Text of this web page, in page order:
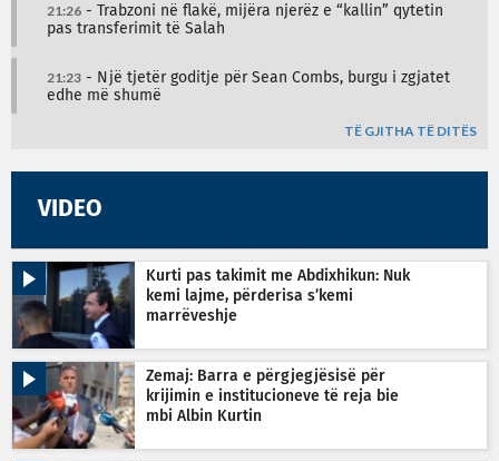
21:26 - Trabzoni në flakë, mijëra njerëz e “kallin” qytetin
pas transferimit të Salah
21:23 - Një tjetër goditje për Sean Combs, burgu i zgjatet
edhe më shumë
TË GJITHA TË DITËS
VIDEO
Kurti pas takimit me Abdixhikun: Nuk
kemi lajme, përderisa s’kemi
marrëveshje
Zemaj: Barra e përgjegjësisë për
krijimin e institucioneve të reja bie
mbi Albin Kurtin